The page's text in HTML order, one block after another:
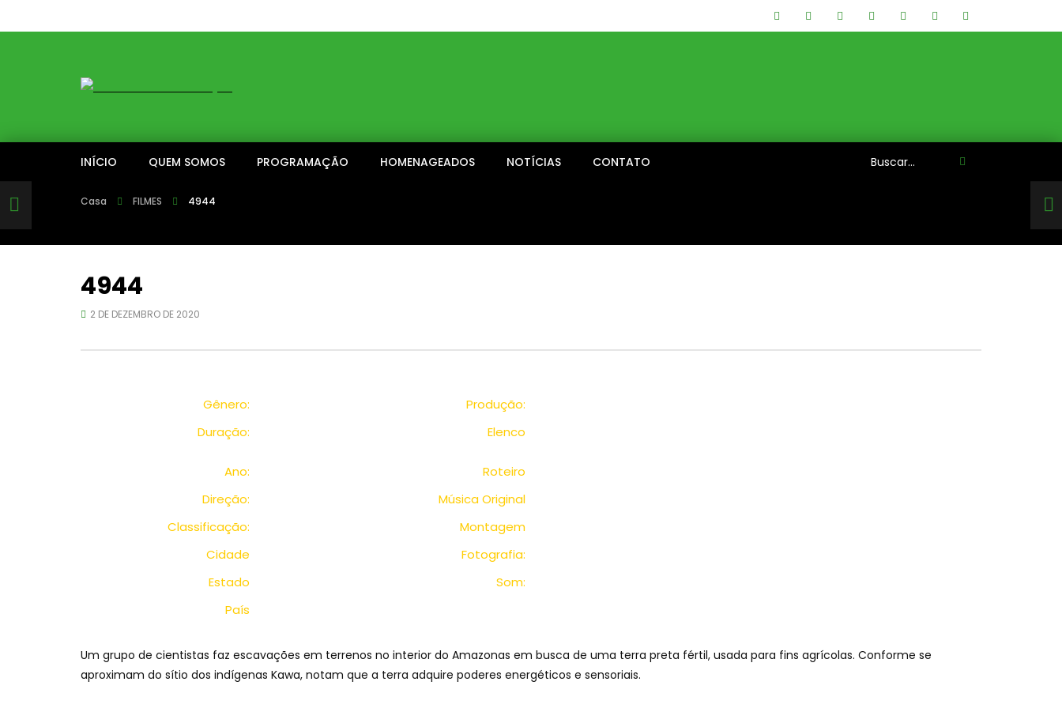
INÍCIO QUEM SOMOS PROGRAMAÇÃO HOMENAGEADOS NOTÍCIAS CONTATO
Casa FILMES 4944
4944
2 DE DEZEMBRO DE 2020
Gênero:
Produção:
Duração:
Elenco
Ano:
Roteiro
Direção:
Música Original
Classificação:
Montagem
Cidade
Fotografia:
Estado
Som:
País
Um grupo de cientistas faz escavações em terrenos no interior do Amazonas em busca de uma terra preta fértil, usada para fins agrícolas. Conforme se
aproximam do sítio dos indígenas Kawa, notam que a terra adquire poderes energéticos e sensoriais.